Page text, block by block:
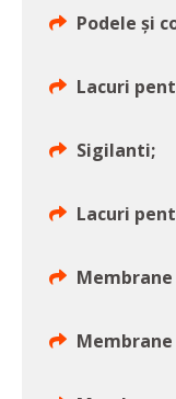
Podele și
Lacuri
Sigilanti;
Lacuri